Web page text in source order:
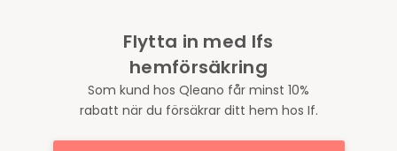
Flytta in med Ifs
hemförsäkring
Som kund hos Qleano får minst 10%
rabatt när du försäkrar ditt hem hos If.